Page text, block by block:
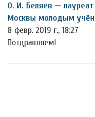
О. И. Беляев —
Москвы молодым
8 февр. 2019 г., 18:27
Поздравляем!